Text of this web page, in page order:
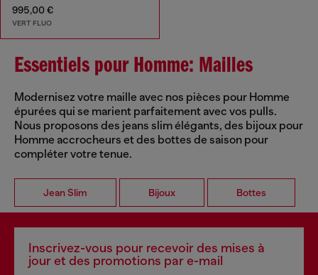
995,00 €
VERT FLUO
Essentiels pour Homme: Mailles
Modernisez votre maille avec nos pièces pour Homme
épurées qui se marient parfaitement avec vos pulls.
Nous proposons des jeans slim élégants, des bijoux pour
Homme accrocheurs et des bottes de saison pour
compléter votre tenue.
Jean Slim Bijoux Bottes
Inscrivez-vous pour recevoir des mises à
jour et des promotions par e-mail